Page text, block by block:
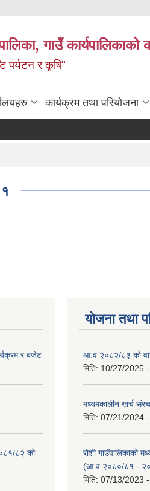
गाउँ कार्यपालिकाको
पर्यटन र कृषि"
कार्यक्रम तथा परियोजना
र बजेट
८२ को
योजना तथा
आ.व २०८२/८३ को
मिति: 10/27/2025
मध्यमकालीन खर्च
मिति: 07/21/2024
रोशी गाउँपालिकाको
(आ.व.२०८०/८१ -
मिति: 07/13/2023